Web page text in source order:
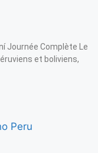
Journée Complète Le
et boliviens,